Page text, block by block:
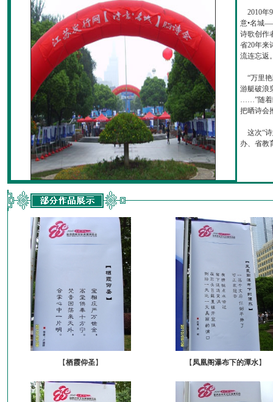
2010年
意•名城
诗歌创作
省20年来
流连忘返
“万里艳
游艇破浪
……”随着
把晒诗会
这次“诗
办、省教
【栖霞仰圣】 【 凤凰阁瀑布下的潭水】